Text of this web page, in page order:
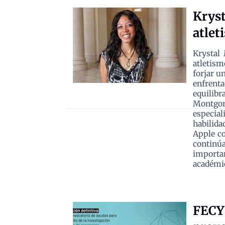
Krystal
forjar
Apple